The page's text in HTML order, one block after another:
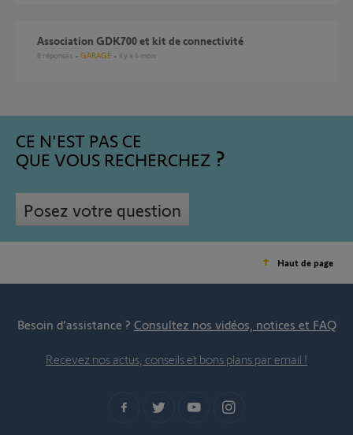
Association GDK700 et kit de connectivité
8 réponses GARAGE il y a 4 mois
CE N'EST PAS CE
QUE VOUS RECHERCHEZ
Posez votre question
Haut de page
Besoin d’assistance ? Consultez nos vidéos, notices et FAQ
Recevez nos actus, conseils et bons plans par email !